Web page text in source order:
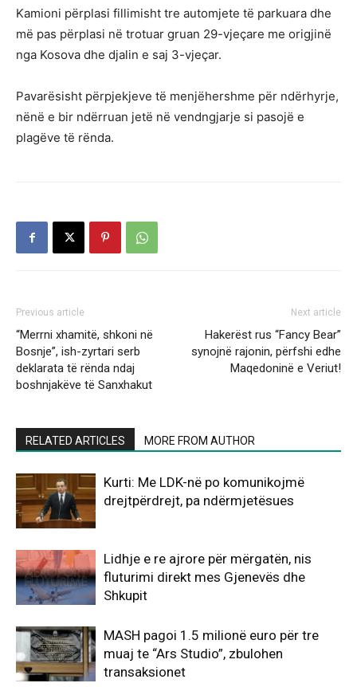
Kamioni përplasi fillimisht tre automjete të parkuara dhe
më pas përplasi në trotuar gruan 29-vjeçare me origjinë
nga Kosova dhe djalin e saj 3-vjeçar.
Pavarësisht përpjekjeve të menjëhershme për ndërhyrje,
nënë e bir ndërruan jetë në vendngjarje si pasojë e
plagëve të rënda.
Previous article
“Merrni xhamitë, shkoni në
Bosnje”, ish-zyrtari serb
deklarata të rënda ndaj
boshnjakëve të Sanxhakut
Next article
Hakerëst rus “Fancy Bear”
synojnë rajonin, përfshi edhe
Maqedoninë e Veriut!
RELATED ARTICLES MORE FROM AUTHOR
Kurti: Me LDK-në po komunikojmë
drejtpërdrejt, pa ndërmjetësues
Lidhje e re ajrore për mërgatën, nis
fluturimi direkt mes Gjenevës dhe
Shkupit
MASH pagoi 1.5 milionë euro për tre
muaj te “Ars Studio”, zbulohen
transaksionet